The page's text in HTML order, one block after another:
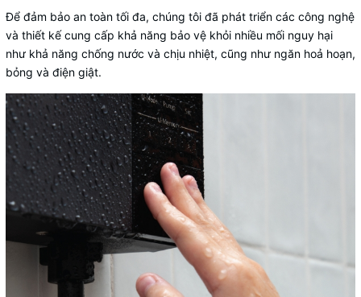
Để đảm bảo an toàn tối đa, chúng tôi đã phát triển các công nghệ
và thiết kế cung cấp khả năng bảo vệ khỏi nhiều mối nguy hại
như khả năng chống nước và chịu nhiệt, cũng như ngăn hoả hoạn,
bỏng và điện giật.